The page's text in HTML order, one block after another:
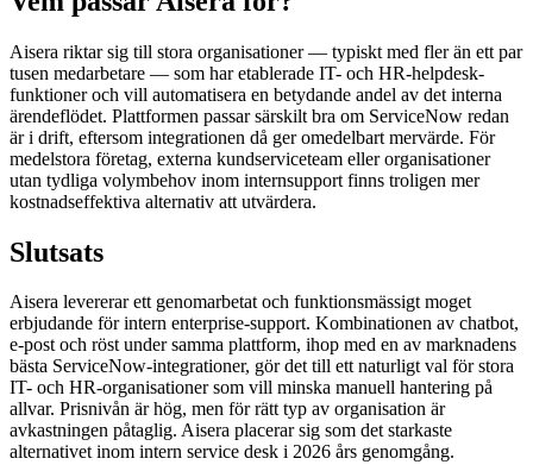
Aisera riktar sig till stora organisationer — typiskt med fler än ett par
tusen medarbetare — som har etablerade IT- och HR-helpdesk-
funktioner och vill automatisera en betydande andel av det interna
ärendeflödet. Plattformen passar särskilt bra om ServiceNow redan
är i drift, eftersom integrationen då ger omedelbart mervärde. För
medelstora företag, externa kundserviceteam eller organisationer
utan tydliga volymbehov inom internsupport finns troligen mer
kostnadseffektiva alternativ att utvärdera.
Slutsats
Aisera levererar ett genomarbetat och funktionsmässigt moget
erbjudande för intern enterprise-support. Kombinationen av chatbot,
e-post och röst under samma plattform, ihop med en av marknadens
bästa ServiceNow-integrationer, gör det till ett naturligt val för stora
IT- och HR-organisationer som vill minska manuell hantering på
allvar. Prisnivån är hög, men för rätt typ av organisation är
avkastningen påtaglig. Aisera placerar sig som det starkaste
alternativet inom intern service desk i 2026 års genomgång.